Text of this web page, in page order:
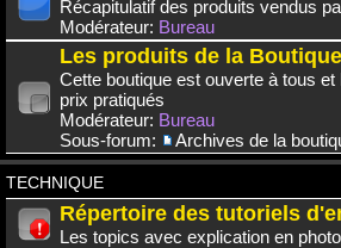
Récapitulatif des produits vendus
Modérateur: Bureau
Les produits de la Boutique
Cette boutique est ouverte à tous
prix pratiqués
Modérateur: Bureau
Sous-forum:
Archives de la
TECHNIQUE
Répertoire des tutoriels
Les topics avec explication en